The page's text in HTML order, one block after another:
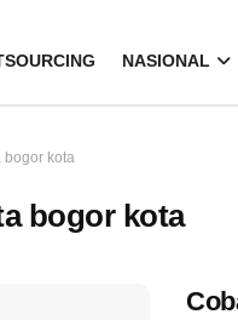
NASIONAL
bogor kota
bogor kota